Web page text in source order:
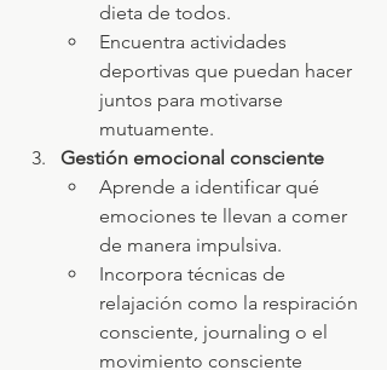
dieta de todos.
Encuentra actividades
deportivas que puedan hacer
juntos para motivarse
mutuamente.
Gestión emocional consciente
Aprende a identificar qué
emociones te llevan a comer
de manera impulsiva.
Incorpora técnicas de
relajación como la respiración
consciente, journaling o el
movimiento consciente